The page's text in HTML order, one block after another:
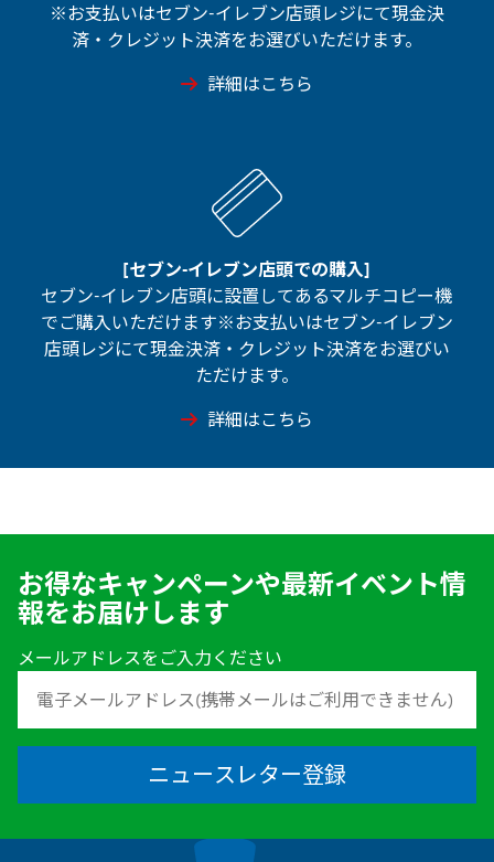
※お支払いはセブン-イレブン店頭レジにて現金決
済・クレジット決済をお選びいただけます。
詳細はこちら
[セブン-イレブン店頭での購入]
セブン-イレブン店頭に設置してあるマルチコピー機
でご購入いただけます※お支払いはセブン-イレブン
店頭レジにて現金決済・クレジット決済をお選びい
ただけます。
詳細はこちら
お得なキャンペーンや最新イベント情
報をお届けします
メールアドレスをご入力ください
ニュースレター登録